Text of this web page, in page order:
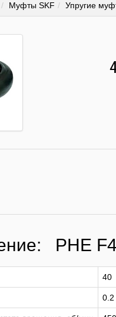
Муфты SKF Упругие
PHE
40
0.2